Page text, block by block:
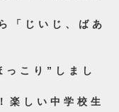
「じいじ、ばあ
っこり”しまし
楽しい中学校生